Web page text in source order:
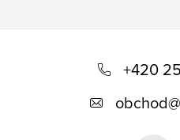
+420
obchod@